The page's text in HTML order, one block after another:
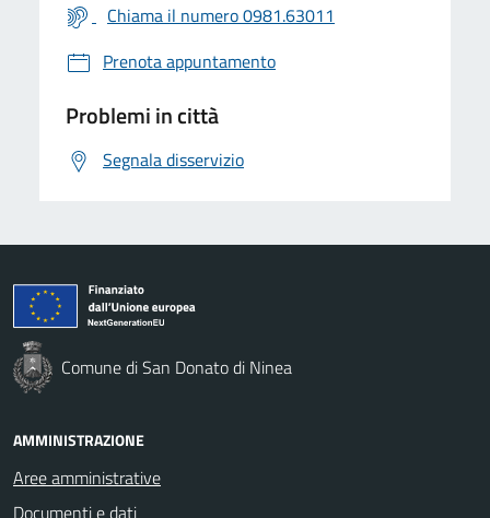
Chiama il numero 0981.63011
Prenota appuntamento
Problemi in città
Segnala disservizio
Comune di San Donato di Ninea
AMMINISTRAZIONE
Aree amministrative
Documenti e dati